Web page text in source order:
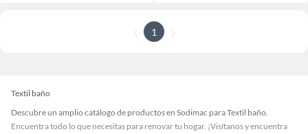
1
Textil baño
Descubre un amplio catálogo de productos en Sodimac para Textil baño.
Encuentra todo lo que necesitas para renovar tu hogar. ¡Visítanos y encuentra